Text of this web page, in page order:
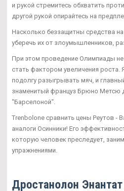
и рукой стремитесь обхватить
другой рукой опирайтесь на
Насколько беззащитны средства на
уберечь их от злоумышленников,
При этом проведение Олимпиады
стать фактором увеличения
подолгу разыгрывать мяч, и
знаменитый француз Брюно Метсю
"Барселоной".
Trenbolone сравнить цены Реутов -
аналоги Осинники! Его
которую человек преследует,
упражнениями.
Дростанолон